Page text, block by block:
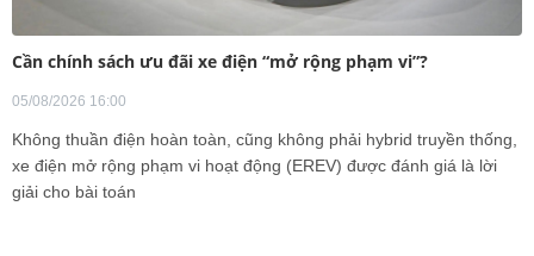
Cần chính sách ưu đãi xe điện “mở rộng phạm vi”?
05/08/2026 16:00
Không thuần điện hoàn toàn, cũng không phải hybrid truyền thống,
xe điện mở rộng phạm vi hoạt động (EREV) được đánh giá là lời
giải cho bài toán